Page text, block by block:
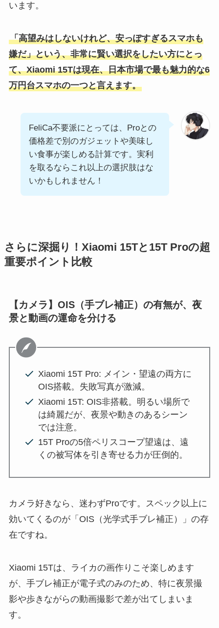
います。
「高望みはしないけれど、安っぽすぎるスマホも
嫌だ」という、非常に賢い選択をしたい方にとっ
て、Xiaomi 15Tは現在、日本市場で最も魅力的な6
万円台スマホの一つと言えます。
FeliCa不要派にとっては、Proとの
価格差で別のガジェットや美味し
い食事が楽しめる計算です。実利
を取るならこれ以上の選択肢はな
いかもしれません！
さらに深掘り！Xiaomi 15Tと15T Proの超
重要ポイント比較
【カメラ】OIS（手ブレ補正）の有無が、夜
景と動画の運命を分ける
Xiaomi 15T Pro: メイン・望遠の両方に
OIS搭載。失敗写真が激減。
Xiaomi 15T: OIS非搭載。明るい場所で
は綺麗だが、夜景や動きのあるシーン
では注意。
15T Proの5倍ペリスコープ望遠は、遠
くの被写体を引き寄せる力が圧倒的。
カメラ好きなら、迷わずProです。スペック以上に
効いてくるのが「OIS（光学式手ブレ補正）」の存
在ですね。
Xiaomi 15Tは、ライカの画作りこそ楽しめます
が、手ブレ補正が電子式のみのため、特に夜景撮
影や歩きながらの動画撮影で差が出てしまいま
す。